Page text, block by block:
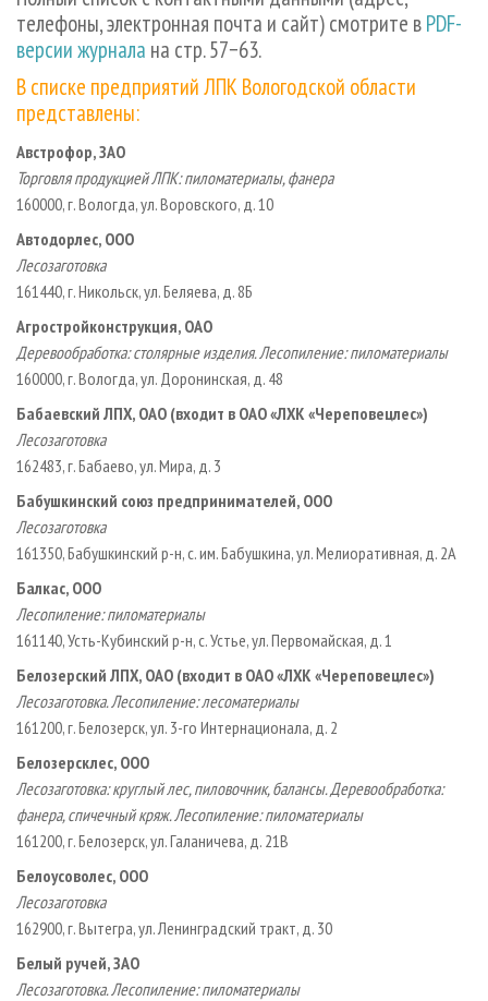
СУШКА ДРЕВЕСИНЫ
ПРОИЗВОДСТВО ДРЕВЕСНЫХ ПЛИТ
ДЕРЕВЯННОЕ ДОМОСТРОЕНИЕ
ПРОИЗВОДСТВО МЕБЕЛИ
БИОЭНЕРГЕТИКА
ЦБП
ИНСТРУМЕНТ И МАТЕРИАЛЫ
ПЕРСОНЫ
МОБИЛЬНЫЕ ВЫСТАВКИ
ОФИЦИАЛЬНЫЕ ДЕЛЕГАЦИИ
ПРИОРИТЕТНЫЕ ИНВЕСТПРОЕКТЫ
RUSSIAN FORESTRY REVIEW
ГАЗЕТА ЛЕСПРОМФОРУМ
БИБЛИОТЕКА СПЕЦИАЛИСТА
КОНТАКТЫ
РЕКЛАМА
РЕКЛАМА НА САЙТЕ
телефоны, электронная почта и сайт) смотрите вPDF-
версии журнала на стр. 57−63.
В списке предприятий ЛПК Вологодской области
представлены:
Австрофор, ЗАО
Торговля продукцией ЛПК: пиломатериалы, фанера
160000, г. Вологда, ул. Воровского, д. 10
Автодорлес, ООО
Лесозаготовка
161440, г. Никольск, ул. Беляева, д. 8Б
Агростройконструкция, ОАО
Деревообработка: столярные изделия. Лесопиление: пиломатериалы
160000, г. Вологда, ул. Доронинская, д. 48
Бабаевский ЛПХ, ОАО (входит в ОАО «ЛХК «Череповецлес»)
Лесозаготовка
162483, г. Бабаево, ул. Мира, д. 3
Бабушкинский союз предпринимателей, ООО
Лесозаготовка
161350, Бабушкинский р-н, с. им. Бабушкина, ул. Мелиоративная, д. 2А
Балкас, ООО
Лесопиление: пиломатериалы
161140, Усть­-Кубинский р­-н, с. Устье, ул. Первомайская, д. 1
Белозерский ЛПХ, ОАО (входит в ОАО «ЛХК «Череповецлес»)
Лесозаготовка. Лесопиление: лесоматериалы
161200, г. Белозерск, ул. 3­-го Интернационала, д. 2
Белозерсклес, ООО
Лесозаготовка: круглый лес, пиловочник, балансы. Деревообработка:
фанера, спичечный кряж. Лесопиление: пиломатериалы
161200, г. Белозерск, ул. Галаничева, д. 21В
Белоусоволес, ООО
Лесозаготовка
162900, г. Вытегра, ул. Ленинградский тракт, д. 30
Белый ручей, ЗАО
Лесозаготовка. Лесопиление: пиломатериалы